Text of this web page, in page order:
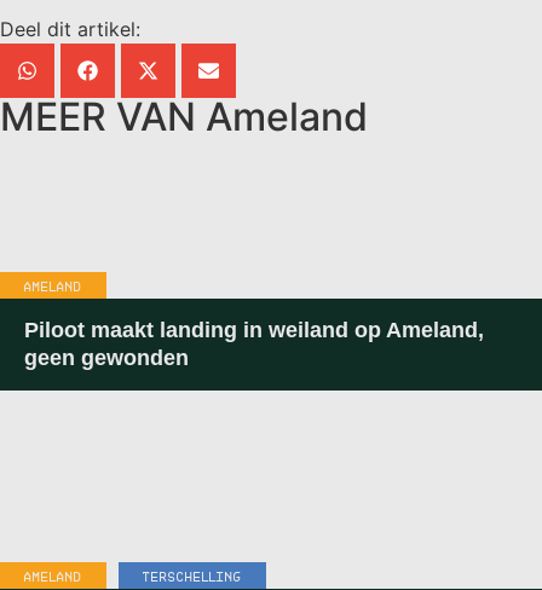
Deel dit artikel:
MEER VAN Ameland
AMELAND
Piloot maakt landing in weiland op Ameland,
geen gewonden
AMELAND TERSCHELLING